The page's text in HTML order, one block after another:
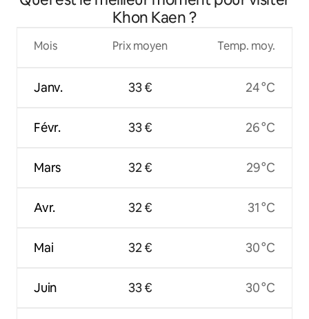
Khon Kaen ?
Mois
Janv.
Févr.
Mars
Avr.
Mai
Juin
Prix moyen
33 €
33 €
32 €
32 €
32 €
33 €
Temp. moy.
24 °C
26 °C
29 °C
31 °C
30 °C
30 °C